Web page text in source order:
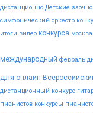
дистанционно Детские заочно
симфонический оркестр
итоги видео конкурса москва
международный февраль
для онлайн
дистанционный конкурс
пианистов конкурсы